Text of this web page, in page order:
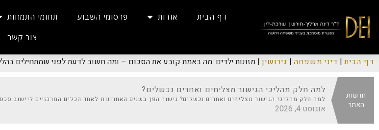
דף הבית אודות פרסומי השבוע תחומי התמחות
צור קשר
דף הבית | דיני משפחה | גירושין | מזונות ילדים: מה באמת קובע את הסכום – ומה חשוב לדעת לפני שמתחילים
חדשות
האתר
למה חלק מהליכי הגישור מצליחים ואחרים נכשלים?
למה חלק מהליכי הגישור מצליחים ואחרים נכשלים? גישור הפך בשנים האחרונות לאחד הכלים המרכזיים ליישוב
אוגוסט 4, 2026